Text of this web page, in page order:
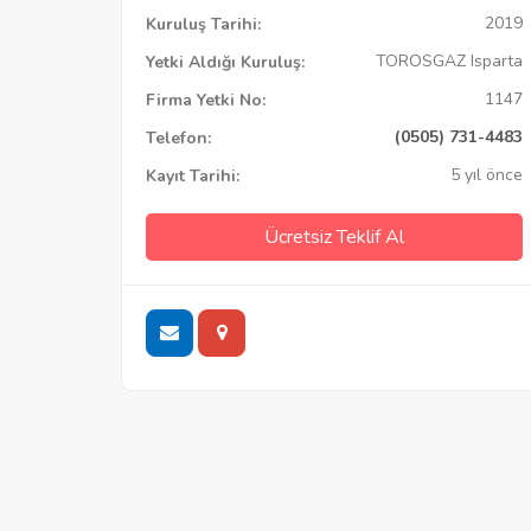
Kuruluş Tarihi:
2019
Yetki Aldığı Kuruluş:
TOROSGAZ Isparta
Firma Yetki No:
1147
Telefon:
(0505) 731-4483
Kayıt Tarihi:
5 yıl önce
Ücretsiz Teklif Al